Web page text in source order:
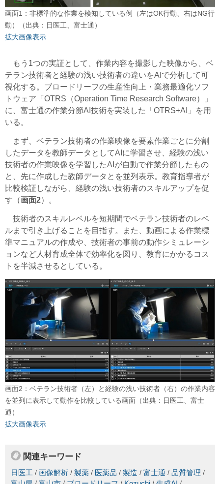
画面1：非標準的な作業を検知している例（左はOK行動、右はNG行
動）（出典：日医工、富士通）
拡大画像表示
もう1つの実証として、作業内容を撮影した映像から、ベ
テラン技術者と経験の浅い技術者の違いをAIで分析して可
視化する。ブロードリーフの生産性向上・業務最適化ソフ
トウェア「OTRS（Operation Time Research Software）」
に、富士通の作業分節AI技術を実装した「OTRS+AI」を用
いる。
まず、ベテラン技術者の作業映像を要素作業ごとに分割
したデータを教師データとしてAIに学習させ、経験の浅い
技術者の作業映像を学習したAIが自動で作業分節したもの
と、先に作成した教師データとを並列表示。教育指導者が
比較検証しながら、経験の浅い技術者のスキルアップを促
す（画面2）。
技術者のスキルレベルを短期間でベテラン技術者のレベ
ルまで引き上げることを目指す。また、動画による作業標
準マニュアルの作成や、技術者の事前の動作シミュレーシ
ョンなど人材育成全体で効率化を図り、教育にかかるコス
トを半減させるとしている。
画面2：ベテラン技術者（左）と経験の浅い技術者（右）の作業内容
を並列に表示して動作を比較している画面（出典：日医工、富士
通）
拡大画像表示
関連キーワード
日医工 / 画像解析 / 製薬 / 医薬品 / 製造 / 富士通 / 品質管理 /